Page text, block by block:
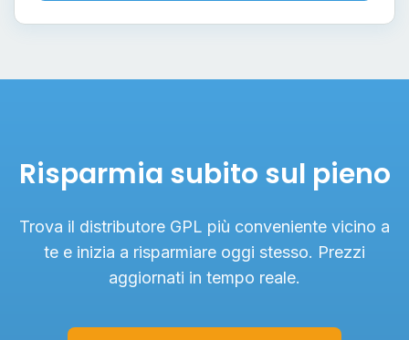
Risparmia subito sul pieno
Trova il distributore GPL più conveniente vicino a
te e inizia a risparmiare oggi stesso. Prezzi
aggiornati in tempo reale.